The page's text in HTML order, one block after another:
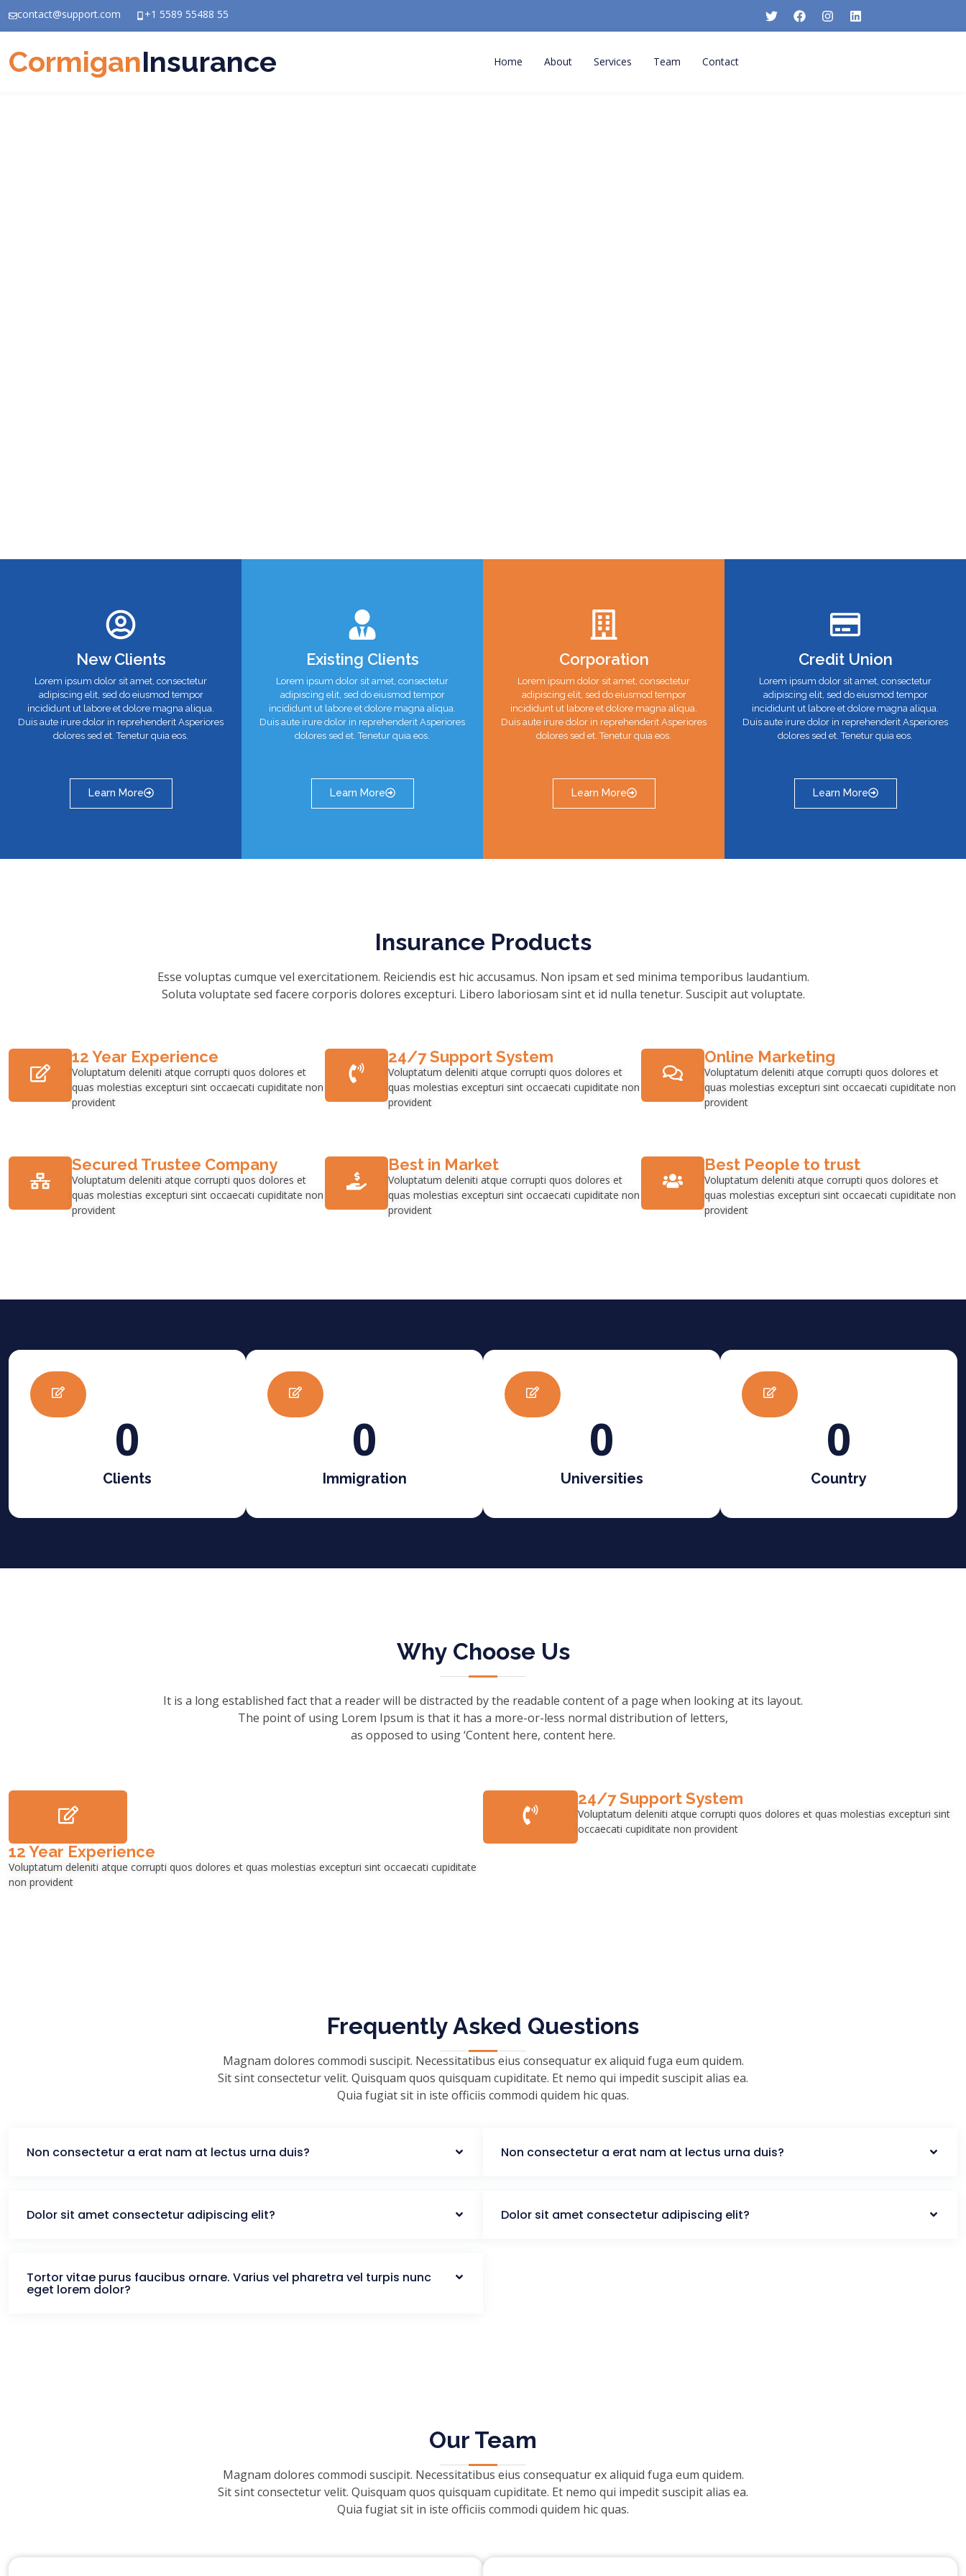
contact@support.com +1 5589 55488 55
CormiganInsurance Home About Services Team Contact
New Clients
Lorem ipsum dolor sit amet, consectetur
adipiscing elit, sed do eiusmod tempor
incididunt ut labore et dolore magna aliqua.
Duis aute irure dolor in reprehenderit Asperiores
dolores sed et. Tenetur quia eos.
Learn More
Existing Clients
Lorem ipsum dolor sit amet, consectetur
adipiscing elit, sed do eiusmod tempor
incididunt ut labore et dolore magna aliqua.
Duis aute irure dolor in reprehenderit Asperiores
dolores sed et. Tenetur quia eos.
Learn More
Corporation
Lorem ipsum dolor sit amet, consectetur
adipiscing elit, sed do eiusmod tempor
incididunt ut labore et dolore magna aliqua.
Duis aute irure dolor in reprehenderit Asperiores
dolores sed et. Tenetur quia eos.
Learn More
Credit Union
Lorem ipsum dolor sit amet, consectetur
adipiscing elit, sed do eiusmod tempor
incididunt ut labore et dolore magna aliqua.
Duis aute irure dolor in reprehenderit Asperiores
dolores sed et. Tenetur quia eos.
Learn More
Insurance Products
Esse voluptas cumque vel exercitationem. Reiciendis est hic accusamus. Non ipsam et sed minima temporibus laudantium.
Soluta voluptate sed facere corporis dolores excepturi. Libero laboriosam sint et id nulla tenetur. Suscipit aut voluptate.
12 Year Experience
Voluptatum deleniti atque corrupti quos dolores et
quas molestias excepturi sint occaecati cupiditate non
provident
24/7 Support System
Voluptatum deleniti atque corrupti quos dolores et
quas molestias excepturi sint occaecati cupiditate non
provident
Online Marketing
Voluptatum deleniti atque corrupti quos dolores et
quas molestias excepturi sint occaecati cupiditate non
provident
Secured Trustee Company
Voluptatum deleniti atque corrupti quos dolores et
quas molestias excepturi sint occaecati cupiditate non
provident
Best in Market
Voluptatum deleniti atque corrupti quos dolores et
quas molestias excepturi sint occaecati cupiditate non
provident
Best People to trust
Voluptatum deleniti atque corrupti quos dolores et
quas molestias excepturi sint occaecati cupiditate non
provident
Clients
0
Immigration
0
Universities
0
Country
0
Why Choose Us
It is a long established fact that a reader will be distracted by the readable content of a page when looking at its layout.
The point of using Lorem Ipsum is that it has a more-or-less normal distribution of letters,
as opposed to using ‘Content here, content here.
12 Year Experience
Voluptatum deleniti atque corrupti quos dolores et quas molestias excepturi sint occaecati cupiditate
non provident
24/7 Support System
Voluptatum deleniti atque corrupti quos dolores et quas molestias excepturi sint
occaecati cupiditate non provident
Frequently Asked Questions
Magnam dolores commodi suscipit. Necessitatibus eius consequatur ex aliquid fuga eum quidem.
Sit sint consectetur velit. Quisquam quos quisquam cupiditate. Et nemo qui impedit suscipit alias ea.
Quia fugiat sit in iste officiis commodi quidem hic quas.
Non consectetur a erat nam at lectus urna duis?
Dolor sit amet consectetur adipiscing elit?
Tortor vitae purus faucibus ornare. Varius vel pharetra vel turpis nunc
eget lorem dolor?
Non consectetur a erat nam at lectus urna duis?
Dolor sit amet consectetur adipiscing elit?
Our Team
Magnam dolores commodi suscipit. Necessitatibus eius consequatur ex aliquid fuga eum quidem.
Sit sint consectetur velit. Quisquam quos quisquam cupiditate. Et nemo qui impedit suscipit alias ea.
Quia fugiat sit in iste officiis commodi quidem hic quas.